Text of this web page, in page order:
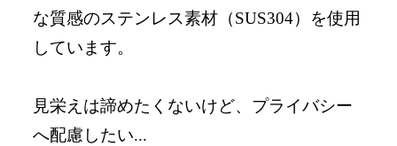
な質感のステンレス素材（SUS304）を使用
しています。
見栄えは諦めたくないけど、プライバシー
へ配慮したい...